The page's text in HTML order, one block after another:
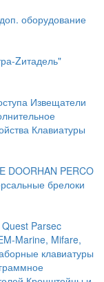
оборудование
Zитадель"
Извещатели
Клавиатуры
DOORHAN PERCO
брелоки
Quest Parsec
Marine, Mifare,
клавиатуры